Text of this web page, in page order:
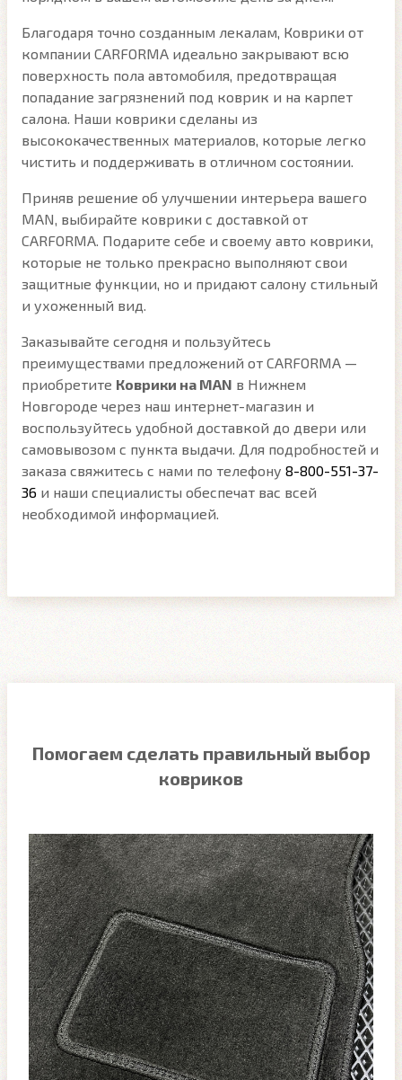
Благодаря точно созданным лекалам, Коврики от
компании CARFORMA идеально закрывают всю
поверхность пола автомобиля, предотвращая
попадание загрязнений под коврик и на карпет
салона. Наши коврики сделаны из
высококачественных материалов, которые легко
чистить и поддерживать в отличном состоянии.
Приняв решение об улучшении интерьера вашего
MAN, выбирайте коврики с доставкой от
CARFORMA. Подарите себе и своему авто коврики,
которые не только прекрасно выполняют свои
защитные функции, но и придают салону стильный
и ухоженный вид.
Заказывайте сегодня и пользуйтесь
преимуществами предложений от CARFORMA —
приобретите Коврики на MAN в Нижнем
Новгороде через наш интернет-магазин и
воспользуйтесь удобной доставкой до двери или
самовывозом с пункта выдачи. Для подробностей и
заказа свяжитесь с нами по телефону 8-800-551-37-
36 и наши специалисты обеспечат вас всей
необходимой информацией.
Помогаем сделать правильный выбор
ковриков